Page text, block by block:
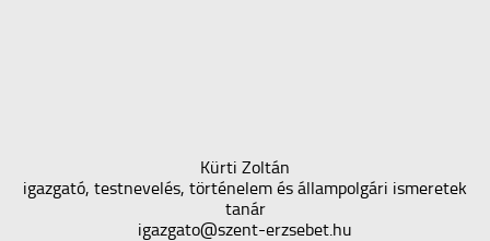
Kürti Zoltán
igazgató, testnevelés, történelem és állampolgári ismeretek
tanár
igazgato@szent-erzsebet.hu